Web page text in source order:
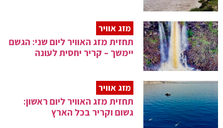
מזג אוויר
תחזית מזג האוויר ליום שני: הגשם
יימשך – קריר יחסית לעונה
מזג אוויר
תחזית מזג האוויר ליום ראשון:
גשום וקריר בכל הארץ